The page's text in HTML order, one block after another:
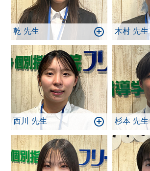
乾 先生 木村 先生
西川 先生 杉本 先生